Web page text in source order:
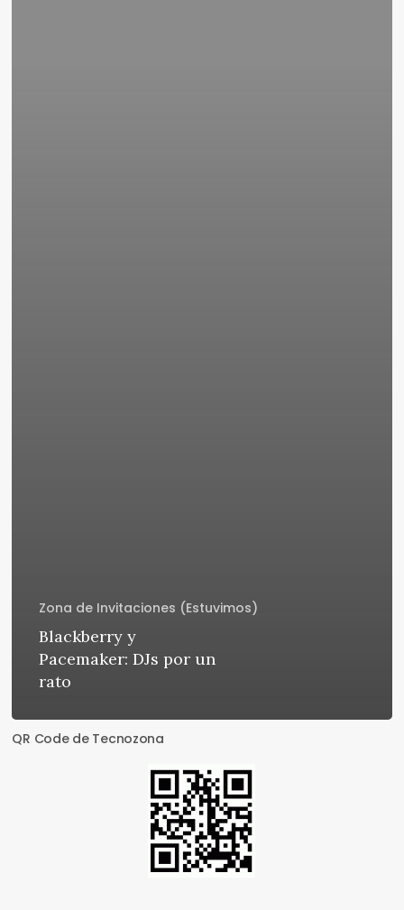
Zona de Invitaciones (Estuvimos)
Blackberry y
Pacemaker: DJs por un
rato
QR Code de Tecnozona